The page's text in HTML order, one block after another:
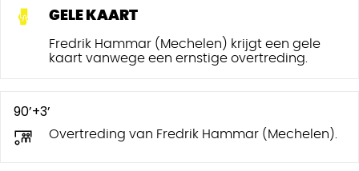
GELE KAART
Fredrik Hammar (Mechelen) krijgt een gele
kaart vanwege een ernstige overtreding.
90’+3’
Overtreding van Fredrik Hammar (Mechelen).